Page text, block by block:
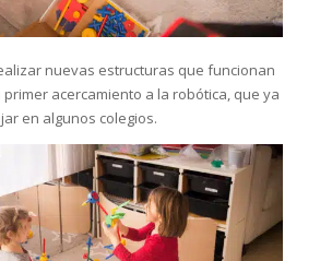
nuevas estructuras que funcionan
acercamiento a la robótica, que ya
en algunos colegios.